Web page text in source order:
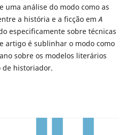
uma análise do modo como as
a história e a ficção emA
especificamente sobre técnicas
artigo é sublinhar o modo como
sobre os modelos literários
de historiador.